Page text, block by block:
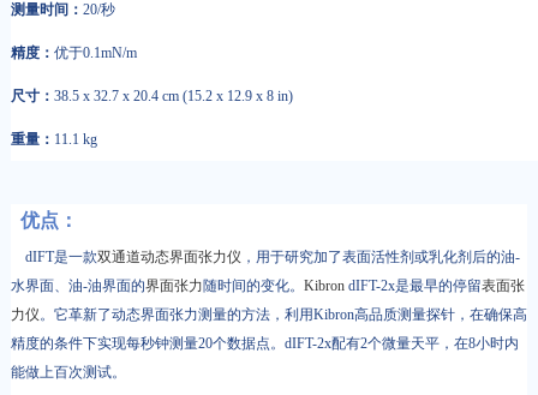
测量时间： 20/秒
精度： 优于0.1mN/m
尺寸： 38.5 x 32.7 x 20.4 cm (15.2 x 12.9 x 8 in)
重量： 11.1 kg
优点：
dIFT是一款双通道动态界面张力仪 ，用于研究加了表面活性剂或乳化剂后的油-
水界面、油-油界面的界面张力随时间的变化。 Kibron dIFT-2x是最早的停留表面张
力仪。它革新了动态界面张力测量的方法，利用Kibron高品质测量探针，在确保高
精度的条件下实现每秒钟测量20个数据点。dIFT-2x配有2个微量天平，在8小时内
能做上百次测试。